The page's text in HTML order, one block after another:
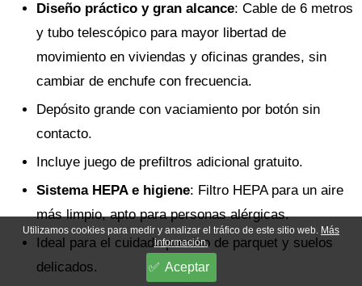
Diseño práctico y gran alcance: Cable de 6 metros
y tubo telescópico para mayor libertad de
movimiento en viviendas y oficinas grandes, sin
cambiar de enchufe con frecuencia.
Depósito grande con vaciamiento por botón sin
contacto.
Incluye juego de prefiltros adicional gratuito.
Sistema HEPA e higiene: Filtro HEPA para un aire
más limpio, apto para personas alérgicas.
Ideal para el cuidado preciso de parquet y suelos
delicados.
Utilizamos cookies para medir y analizar el tráfico de este sitio web. Más
información.
Aceptar